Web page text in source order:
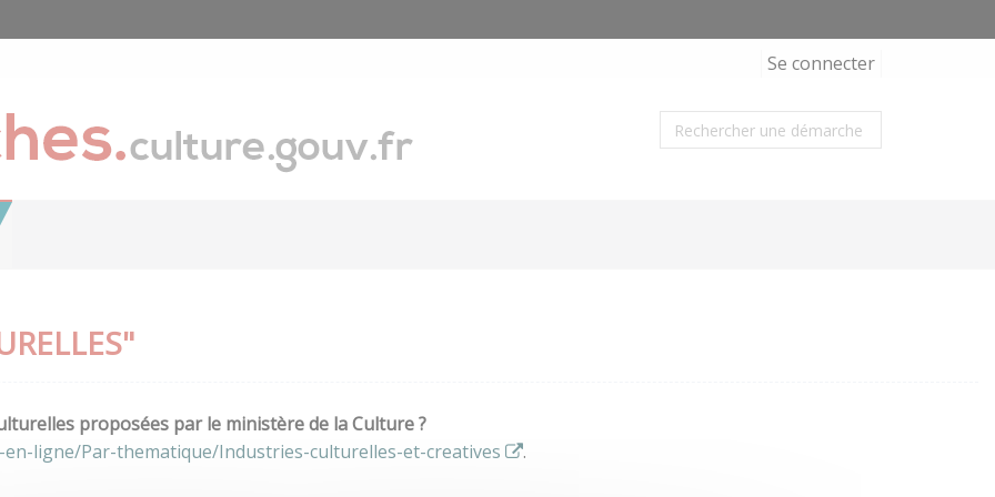
Se connecter
proposées par le ministère de la Culture ?
ligne/Par-thematique/Industries-culturelles-et-creatives
.